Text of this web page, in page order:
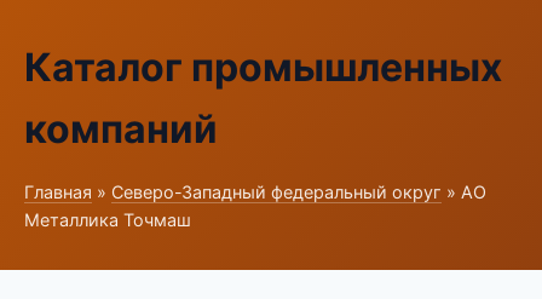
Каталог промышленных
компаний
Главная » Северо-Западный федеральный округ » АО
Металлика Точмаш